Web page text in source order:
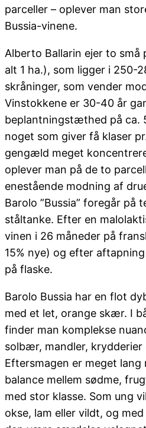
parceller – oplever man
Bussia-vinene.
Alberto Ballarin ejer to små
alt 1 ha.), som ligger i 250-
skråninger, som vender
Vinstokkene er 30-40 år
beplantningstæthed på ca.
noget som giver få klaser
gengæld meget
oplever man på de to
enestående modning af
Barolo ”Bussia” foregår på
ståltanke. Efter en
vinen i 26 måneder på
15% nye) og efter
på flaske.
Barolo Bussia har en flot
med et let, orange skær. I
finder man komplekse
solbær, mandler, krydderier
Eftersmagen er meget lang
balance mellem sødme,
med stor klasse. Som ung
okse, lam eller vildt, og